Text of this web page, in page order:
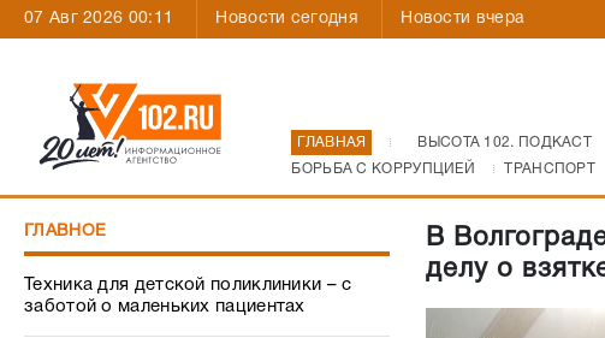
07 Авг 2026 00:11 Новости сегодня Новости вчера
ГЛАВНАЯ ВЫСОТА 102. ПОДКАСТ
БОРЬБА С КОРРУПЦИЕЙ
ТРАНСПОРТ
ГЛАВНОЕ
Техника для детской поликлиники – с
заботой о маленьких пациентах
В
делу о